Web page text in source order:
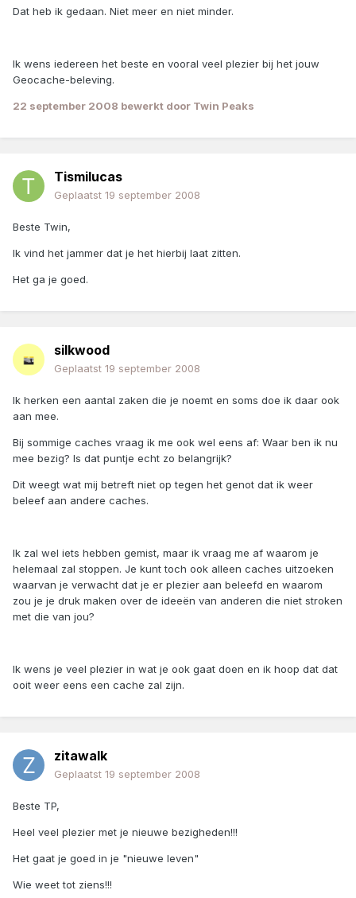
Dat heb ik gedaan. Niet meer en niet minder.
Ik wens iedereen het beste en vooral veel plezier bij het jouw
Geocache-beleving.
22 september 2008 bewerkt door Twin Peaks
Tismilucas
Geplaatst 19 september 2008
Beste Twin,
Ik vind het jammer dat je het hierbij laat zitten.
Het ga je goed.
silkwood
Geplaatst 19 september 2008
Ik herken een aantal zaken die je noemt en soms doe ik daar ook
aan mee.
Bij sommige caches vraag ik me ook wel eens af: Waar ben ik nu
mee bezig? Is dat puntje echt zo belangrijk?
Dit weegt wat mij betreft niet op tegen het genot dat ik weer
beleef aan andere caches.
Ik zal wel iets hebben gemist, maar ik vraag me af waarom je
helemaal zal stoppen. Je kunt toch ook alleen caches uitzoeken
waarvan je verwacht dat je er plezier aan beleefd en waarom
zou je je druk maken over de ideeën van anderen die niet stroken
met die van jou?
Ik wens je veel plezier in wat je ook gaat doen en ik hoop dat dat
ooit weer eens een cache zal zijn.
zitawalk
Geplaatst 19 september 2008
Beste TP,
Heel veel plezier met je nieuwe bezigheden!!!
Het gaat je goed in je "nieuwe leven"
Wie weet tot ziens!!!